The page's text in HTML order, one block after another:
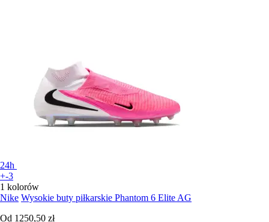
24h
+-3
1 kolorów
Nike Wysokie buty piłkarskie Phantom 6 Elite AG
Od 1250,50 zł